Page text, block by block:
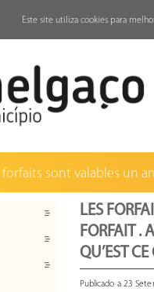
forfaits sont valables un
LES
FORFAIT .
QU’EST
Publicado a 23
Este site utiliza cookies para